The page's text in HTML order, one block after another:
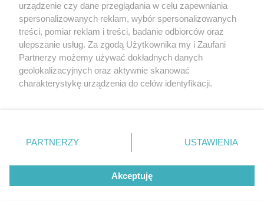
urządzenie czy dane przeglądania w celu zapewniania
spersonalizowanych reklam, wybór spersonalizowanych
treści, pomiar reklam i treści, badanie odbiorców oraz
ulepszanie usług. Za zgodą Użytkownika my i Zaufani
Partnerzy możemy używać dokładnych danych
geolokalizacyjnych oraz aktywnie skanować
charakterystykę urządzenia do celów identyfikacji.
zmienić/wycofać klikając przycisk ustawień prywatności
znajdujący się w lewym dolnym rogu strony
rodzaje przetwarzania danych nie wymagają zgody
użytkownika, ale masz prawo sprzeciwić się takiemu
przetwarzaniu. Preferencje będą miały zastosowanie tylko
PARTNERZY USTAWIENIA
Akceptuję